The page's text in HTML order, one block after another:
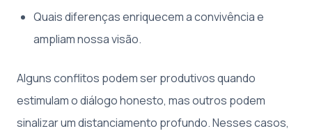
Quais diferenças enriquecem a convivência e
ampliam nossa visão.
Alguns conflitos podem ser produtivos quando
estimulam o diálogo honesto, mas outros podem
sinalizar um distanciamento profundo. Nesses casos,